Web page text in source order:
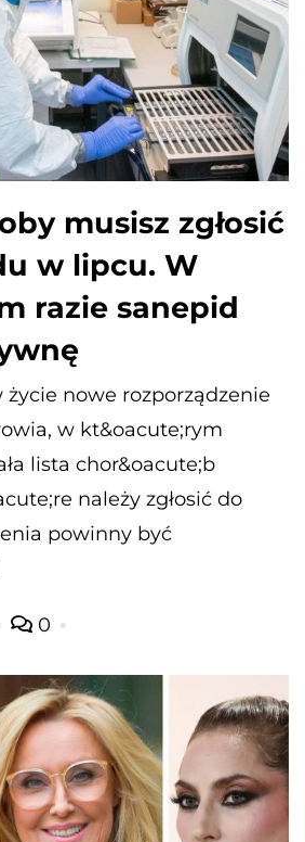
musisz zgłosić
w lipcu. W
razie sanepid
życie nowe rozporządzenie
w kt&oacute;rym
lista chor&oacute;b
należy zgłosić do
powinny być
0